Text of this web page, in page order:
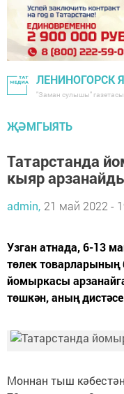
ЛЕНИНОГОРСК
"Заман сулышы"
ҖӘМГЫЯТЬ
Татарстанда
кыяр
admin, 21 май 2022 -
Узган атнада, 6-13
төлек товарларының
йомыркасы
төшкән, аның
Моннан тыш